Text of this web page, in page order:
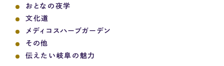
おとなの夜学
文化道
メディコスハーブガーデン
その他
伝えたい岐阜の魅力